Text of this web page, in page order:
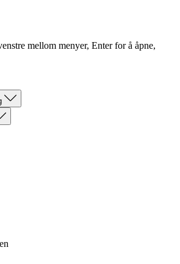
mellom menyer, Enter for å åpne,